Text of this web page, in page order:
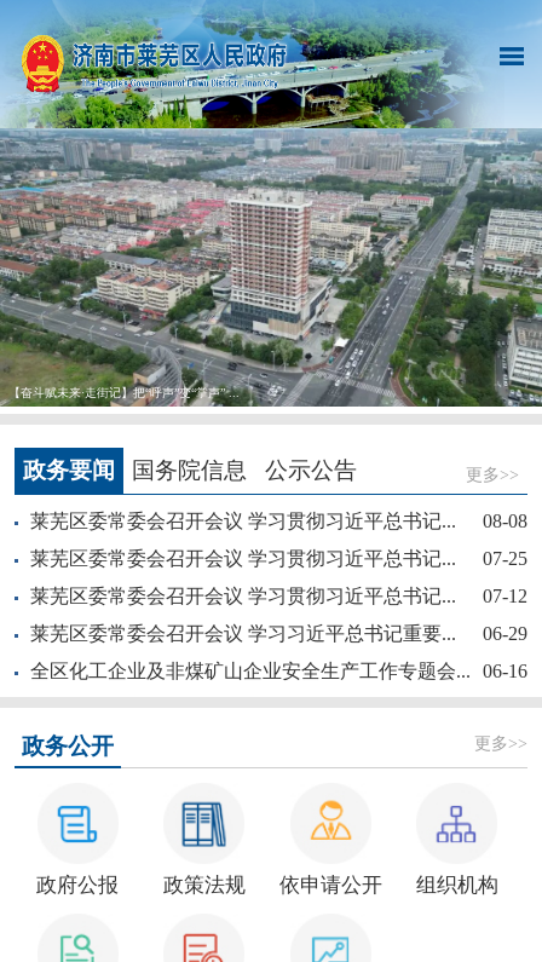
【奋斗赋未来·走街记】把“呼声”变“掌声” ...
【奋斗赋未莱·访埂记】片片花开春满园——莱芜...
新大众文艺全民秀 | 莱芜区“活悦莱芜”文艺...
政务要闻 国务院信息 公示公告 更多>>
莱芜区委常委会召开会议 学习贯彻习近平总书记...
08-08
莱芜区委常委会召开会议 学习贯彻习近平总书记...
07-25
莱芜区委常委会召开会议 学习贯彻习近平总书记...
07-12
莱芜区委常委会召开会议 学习习近平总书记重要...
06-29
全区化工企业及非煤矿山企业安全生产工作专题会...
06-16
政务公开 更多>>
政府公报 政策法规 依申请公开 组织机构